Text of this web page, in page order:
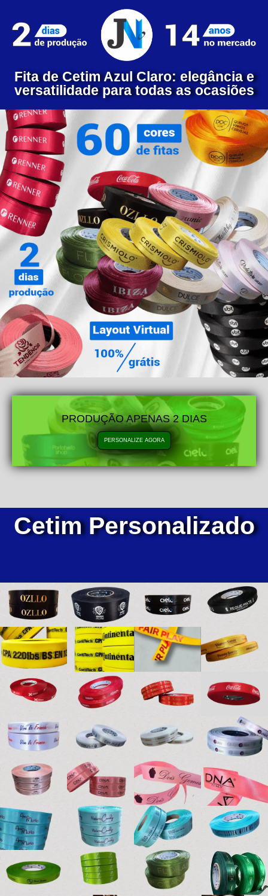
Fita de Cetim Azul Claro: elegância e
versatilidade para todas as ocasiões
PRODUÇÃO APENAS 2 DIAS
PERSONALIZE AGORA
Cetim Personalizado